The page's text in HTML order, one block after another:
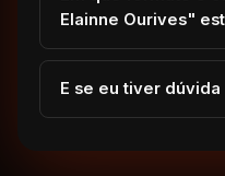
Elainne Ourives"
E se eu tiver